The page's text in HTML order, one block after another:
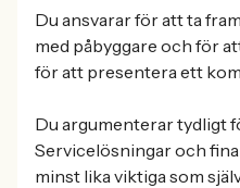
Du ansvarar för att ta
med påbyggare och för
för att presentera ett
Du argumenterar tydligt
Servicelösningar och
minst lika viktiga som